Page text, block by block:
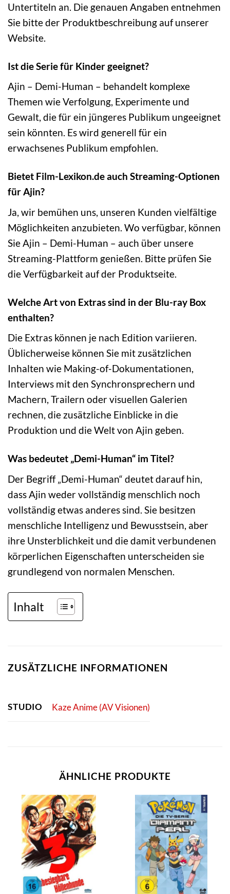
Untertiteln an. Die genauen Angaben entnehmen
Sie bitte der Produktbeschreibung auf unserer
Website.
Ist die Serie für Kinder geeignet?
Ajin – Demi-Human – behandelt komplexe
Themen wie Verfolgung, Experimente und
Gewalt, die für ein jüngeres Publikum ungeeignet
sein könnten. Es wird generell für ein
erwachsenes Publikum empfohlen.
Bietet Film-Lexikon.de auch Streaming-Optionen
für Ajin?
Ja, wir bemühen uns, unseren Kunden vielfältige
Möglichkeiten anzubieten. Wo verfügbar, können
Sie Ajin – Demi-Human – auch über unsere
Streaming-Plattform genießen. Bitte prüfen Sie
die Verfügbarkeit auf der Produktseite.
Welche Art von Extras sind in der Blu-ray Box
enthalten?
Die Extras können je nach Edition variieren.
Üblicherweise können Sie mit zusätzlichen
Inhalten wie Making-of-Dokumentationen,
Interviews mit den Synchronsprechern und
Machern, Trailern oder visuellen Galerien
rechnen, die zusätzliche Einblicke in die
Produktion und die Welt von Ajin geben.
Was bedeutet „Demi-Human“ im Titel?
Der Begriff „Demi-Human“ deutet darauf hin,
dass Ajin weder vollständig menschlich noch
vollständig etwas anderes sind. Sie besitzen
menschliche Intelligenz und Bewusstsein, aber
ihre Unsterblichkeit und die damit verbundenen
körperlichen Eigenschaften unterscheiden sie
grundlegend von normalen Menschen.
Inhalt
ZUSÄTZLICHE INFORMATIONEN
STUDIO Kaze Anime (AV Visionen)
ÄHNLICHE PRODUKTE